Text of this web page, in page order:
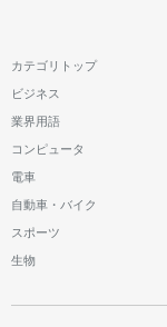
カテゴリトップ
ビジネス
業界用語
コンピュータ
電車
自動車・バイク
スポーツ
生物